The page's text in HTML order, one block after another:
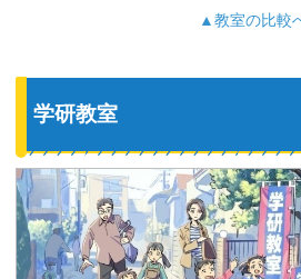
▲教室の比較
学研教室